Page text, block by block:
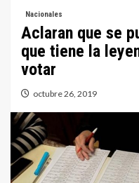
Nacionales
Aclaran que se
que tiene la
votar
octubre 26, 2019